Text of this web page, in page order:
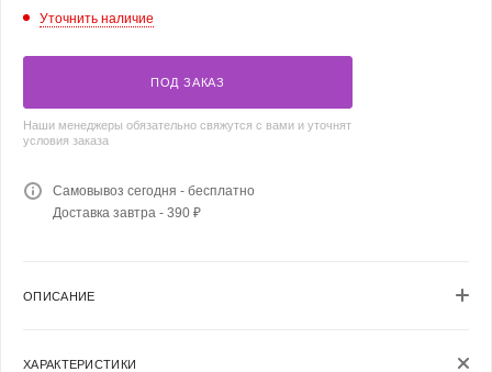
Уточнить наличие
ПОД ЗАКАЗ
Наши менеджеры обязательно свяжутся с вами и уточнят
условия заказа
Самовывоз сегодня - бесплатно
Доставка завтра - 390 ₽
ОПИСАНИЕ
ХАРАКТЕРИСТИКИ